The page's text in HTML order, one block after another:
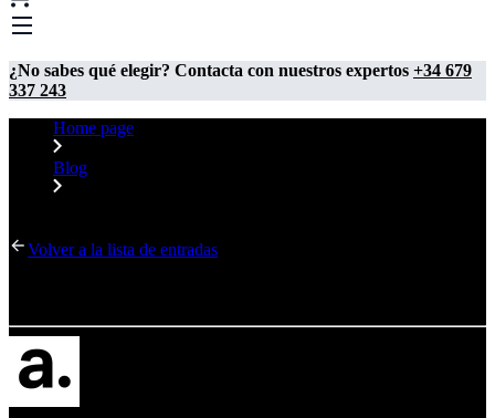
¿No sabes qué elegir? Contacta con nuestros expertos +34 679
337 243
Home page
Blog
Volver a la lista de entradas